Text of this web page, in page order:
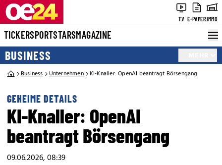
TV E-PAPERIMMO
TICKERSPORTSTARSMAGAZINE
BUSINESS
Business Unternehmen KI-Knaller: OpenAI beantragt Börsengang
GEHEIME DETAILS
KI-Knaller: OpenAI
beantragt Börsengang
09.06.2026, 08:39